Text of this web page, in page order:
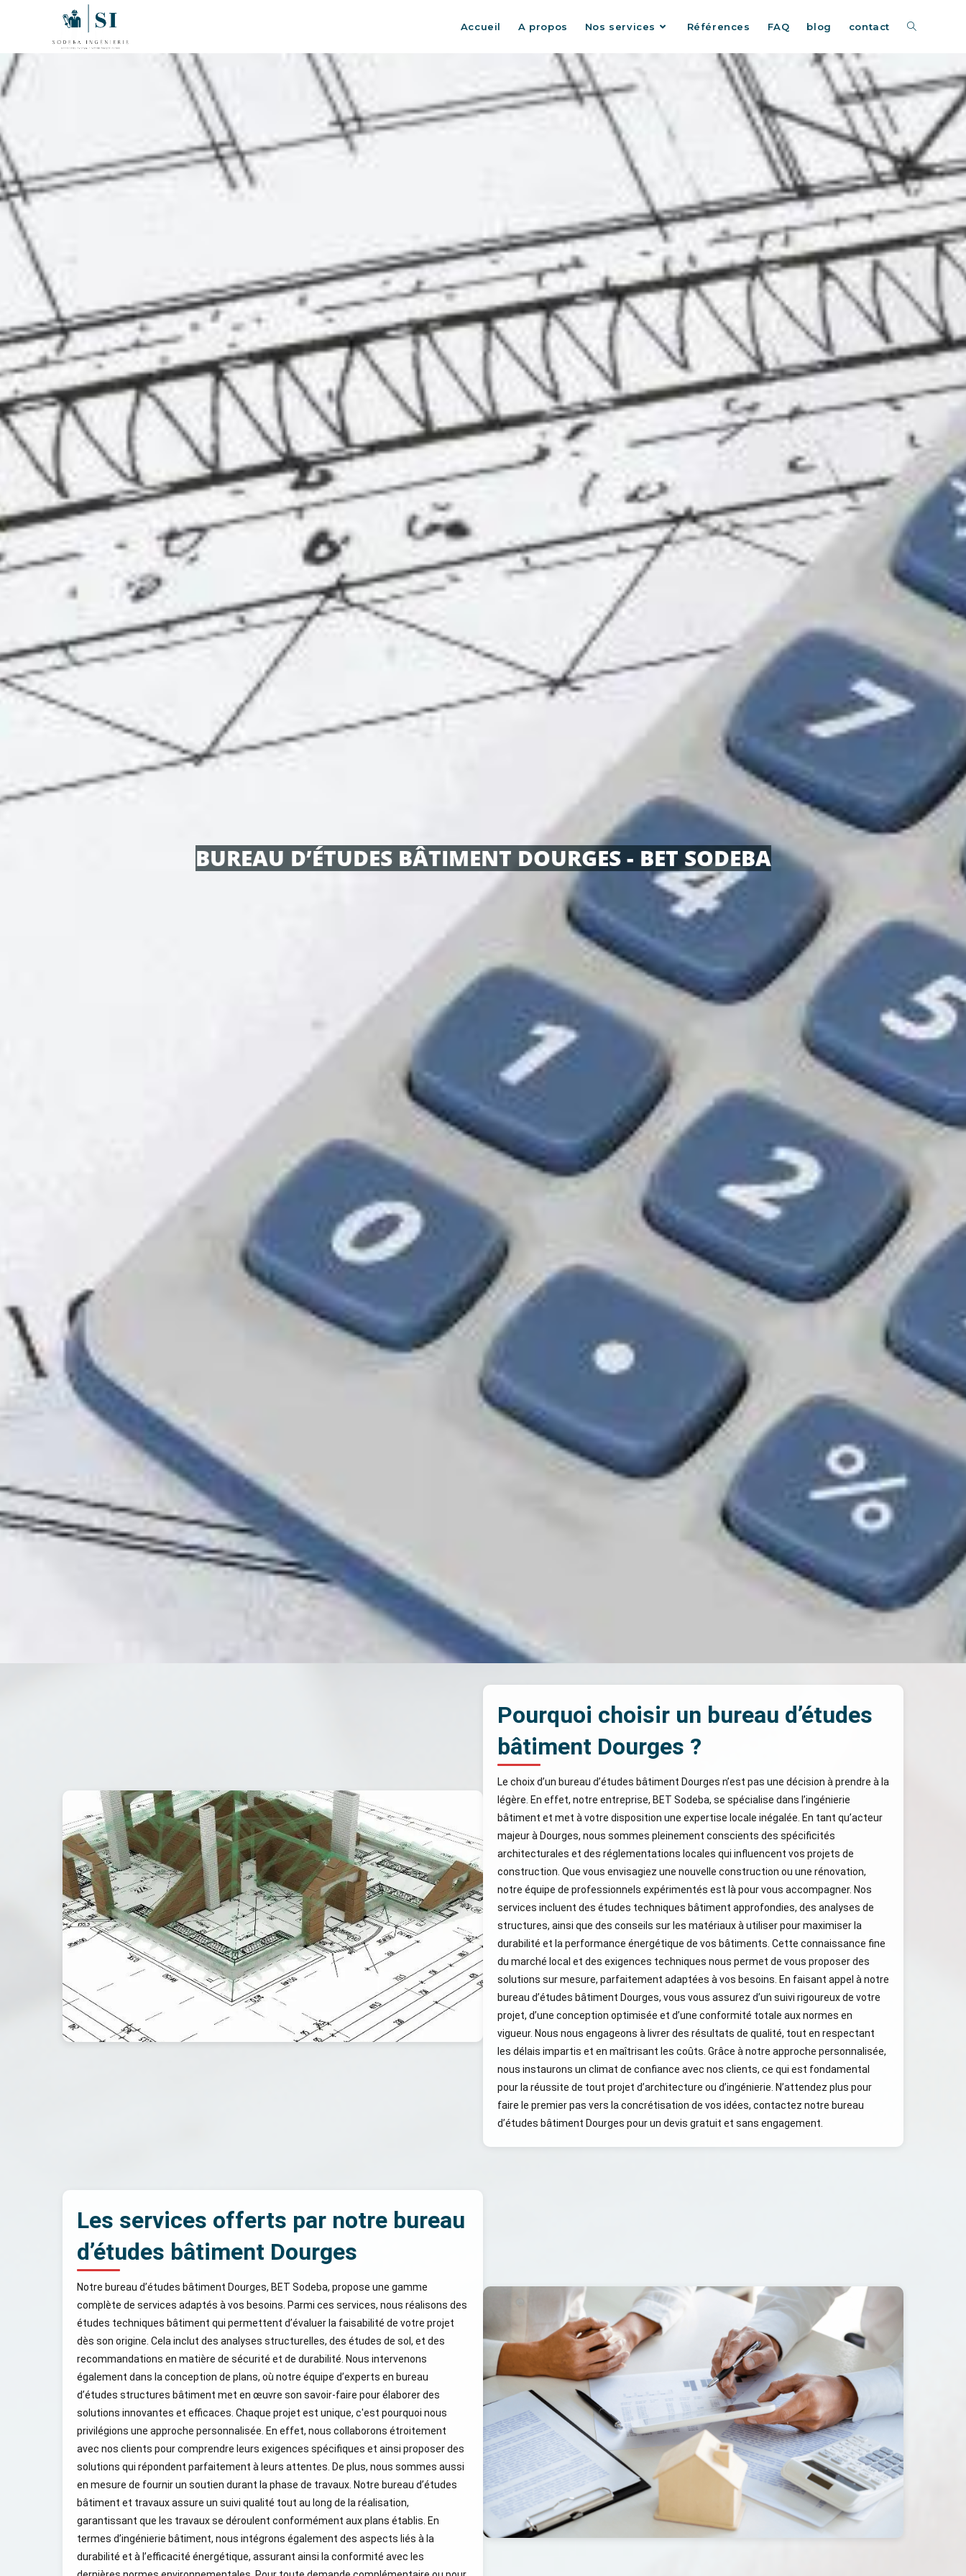
Accueil A propos Nos services Références FAQ blog contact
BUREAU D’ÉTUDES BÂTIMENT DOURGES - BET SODEBA
Pourquoi choisir un bureau d’études
bâtiment Dourges ?
Le choix d’un bureau d’études bâtiment Dourges n’est pas une décision à prendre à la
légère. En effet, notre entreprise, BET Sodeba, se spécialise dans l’ingénierie
bâtiment et met à votre disposition une expertise locale inégalée. En tant qu’acteur
majeur à Dourges, nous sommes pleinement conscients des spécificités
architecturales et des réglementations locales qui influencent vos projets de
construction. Que vous envisagiez une nouvelle construction ou une rénovation,
notre équipe de professionnels expérimentés est là pour vous accompagner. Nos
services incluent des études techniques bâtiment approfondies, des analyses de
structures, ainsi que des conseils sur les matériaux à utiliser pour maximiser la
durabilité et la performance énergétique de vos bâtiments. Cette connaissance fine
du marché local et des exigences techniques nous permet de vous proposer des
solutions sur mesure, parfaitement adaptées à vos besoins. En faisant appel à notre
bureau d’études bâtiment Dourges, vous vous assurez d’un suivi rigoureux de votre
projet, d’une conception optimisée et d’une conformité totale aux normes en
vigueur. Nous nous engageons à livrer des résultats de qualité, tout en respectant
les délais impartis et en maîtrisant les coûts. Grâce à notre approche personnalisée,
nous instaurons un climat de confiance avec nos clients, ce qui est fondamental
pour la réussite de tout projet d’architecture ou d’ingénierie. N’attendez plus pour
faire le premier pas vers la concrétisation de vos idées, contactez notre bureau
d’études bâtiment Dourges pour un devis gratuit et sans engagement.
Les services offerts par notre bureau
d’études bâtiment Dourges
Notre bureau d’études bâtiment Dourges, BET Sodeba, propose une gamme
complète de services adaptés à vos besoins. Parmi ces services, nous réalisons des
études techniques bâtiment qui permettent d’évaluer la faisabilité de votre projet
dès son origine. Cela inclut des analyses structurelles, des études de sol, et des
recommandations en matière de sécurité et de durabilité. Nous intervenons
également dans la conception de plans, où notre équipe d’experts en bureau
d’études structures bâtiment met en œuvre son savoir-faire pour élaborer des
solutions innovantes et efficaces. Chaque projet est unique, c'est pourquoi nous
privilégions une approche personnalisée. En effet, nous collaborons étroitement
avec nos clients pour comprendre leurs exigences spécifiques et ainsi proposer des
solutions qui répondent parfaitement à leurs attentes. De plus, nous sommes aussi
en mesure de fournir un soutien durant la phase de travaux. Notre bureau d’études
bâtiment et travaux assure un suivi qualité tout au long de la réalisation,
garantissant que les travaux se déroulent conformément aux plans établis. En
termes d’ingénierie bâtiment, nous intégrons également des aspects liés à la
durabilité et à l’efficacité énergétique, assurant ainsi la conformité avec les